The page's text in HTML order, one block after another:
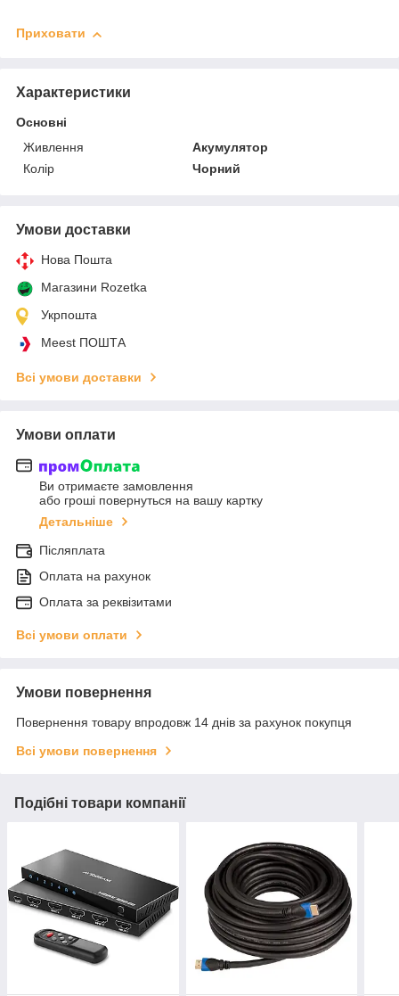
Приховати
Характеристики
Основні
Живлення
Акумулятор
Колір
Чорний
Умови доставки
Нова Пошта
Магазини Rozetka
Укрпошта
Meest ПОШТА
Всі умови доставки
Умови оплати
Ви отримаєте замовлення
або гроші повернуться на вашу картку
Детальніше
Післяплата
Оплата на рахунок
Оплата за реквізитами
Всі умови оплати
Умови повернення
Повернення товару впродовж 14 днів за рахунок покупця
Всі умови повернення
Подібні товари компанії